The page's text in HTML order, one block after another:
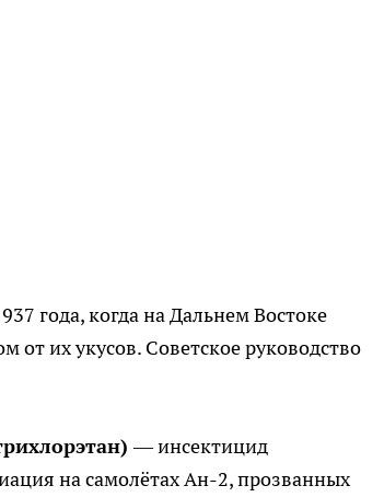
года, когда на Дальнем Востоке
от их укусов. Советское руководство
— инсектицид
на самолётах Ан-2, прозванных